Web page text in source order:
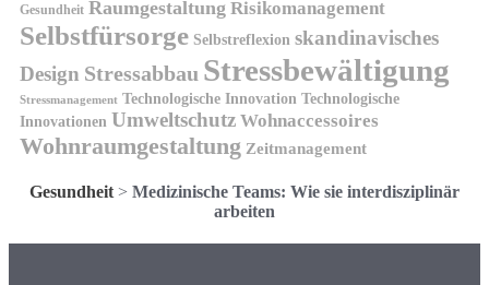
Gesundheit Raumgestaltung Risikomanagement
Selbstfürsorge Selbstreflexion skandinavisches
Design Stressabbau Stressbewältigung
Stressmanagement Technologische Innovation Technologische
Innovationen Umweltschutz Wohnaccessoires
Wohnraumgestaltung Zeitmanagement
Gesundheit > Medizinische Teams: Wie sie interdisziplinär
arbeiten